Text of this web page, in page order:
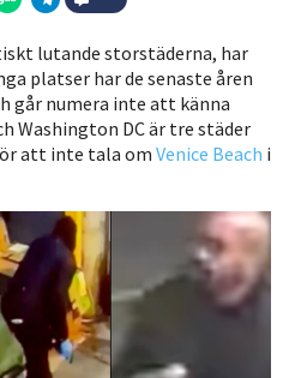
lutande storstäderna, har
platser har de senaste åren
går numera inte att känna
Washington DC är tre städer
att inte tala om Venice Beach i